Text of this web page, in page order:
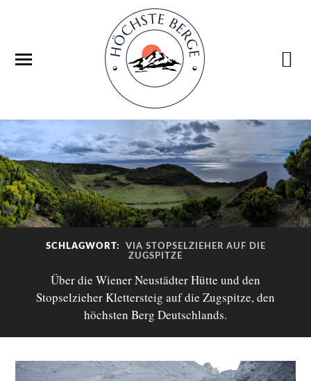
SCHLAGWORT:
VIA STOPSELZIEHER AUF DIE
ZUGSPITZE
Über die Wiener Neustädter Hütte und den
Stopselzieher Klettersteig auf die Zugspitze, den
höchsten Berg Deutschlands.